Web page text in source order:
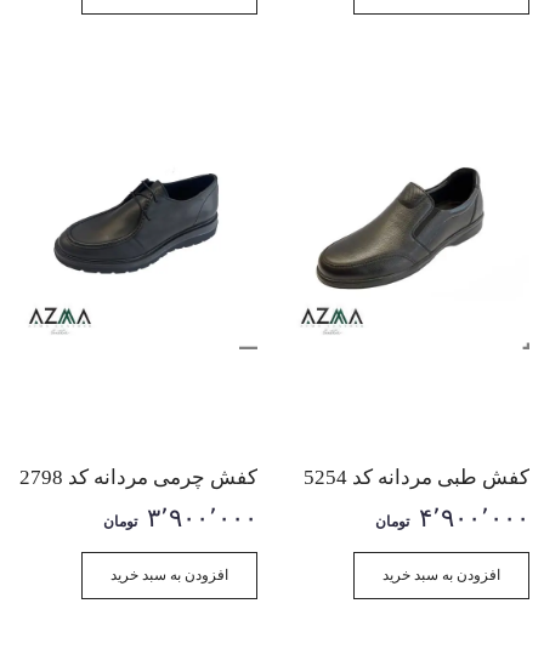
کفش طبی مردانه کد 5254
۴٬۹۰۰٬۰۰۰ تومان
افزودن به سبد خرید
کفش چرمی مردانه کد 2798
۳٬۹۰۰٬۰۰۰ تومان
افزودن به سبد خرید